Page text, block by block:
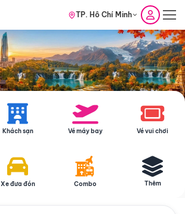
TP. Hồ Chí Minh
Khách sạn Vé máy bay Vé vui chơi
Xe đưa đón Combo Thêm